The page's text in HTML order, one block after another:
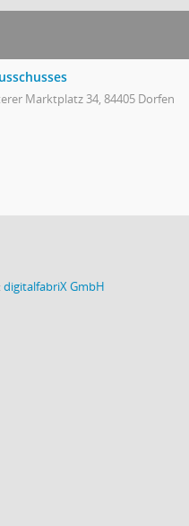
Marktplatz 34, 84405 Dorfen
digitalfabriX GmbH